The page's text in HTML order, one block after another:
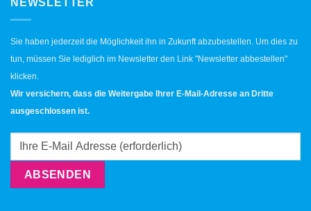
NEWSLETTER
Sie haben jederzeit die Möglichkeit ihn in Zukunft abzubestellen. Um dies zu
tun, müssen Sie lediglich im Newsletter den Link "Newsletter abbestellen"
klicken.
Wir versichern, dass die Weitergabe Ihrer E-Mail-Adresse an Dritte
ausgeschlossen ist.